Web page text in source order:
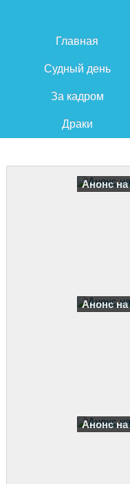
Главная
Судный день
За кадром
Драки
Анонс на
Анонс на
Анонс на